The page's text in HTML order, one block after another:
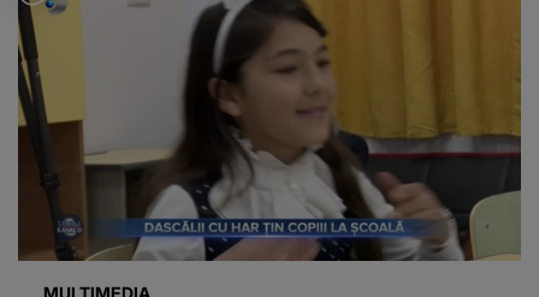
MULTIMEDIA